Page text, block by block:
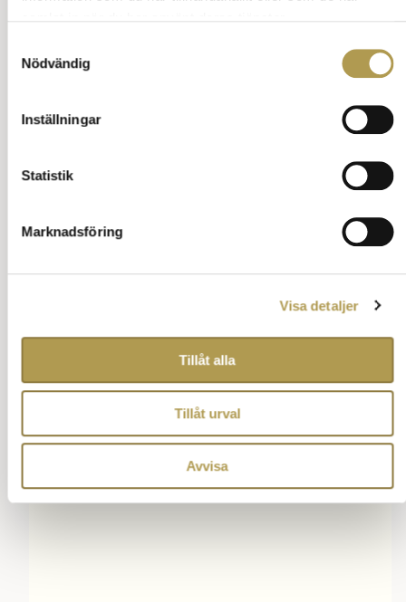
Nödvändig
Inställningar
Statistik
Marknadsföring
Visa detaljer
Tillåt alla
Tillåt urval
Avvisa
Hedersgäster kan var de ni bjuder för första
gången, det kan vara chefen eller en gammal
Ställ en fråga om vett och etikett
Annons: